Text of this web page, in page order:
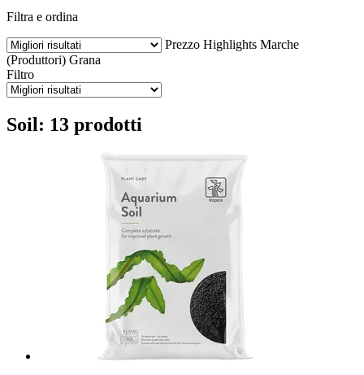
Filtra e ordina
Prezzo Highlights Marche
(Produttori) Grana
Filtro
Soil: 13 prodotti